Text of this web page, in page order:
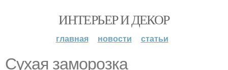
ИНТЕРЬЕР И ДЕКОР
главная новости статьи
Сухая заморозка